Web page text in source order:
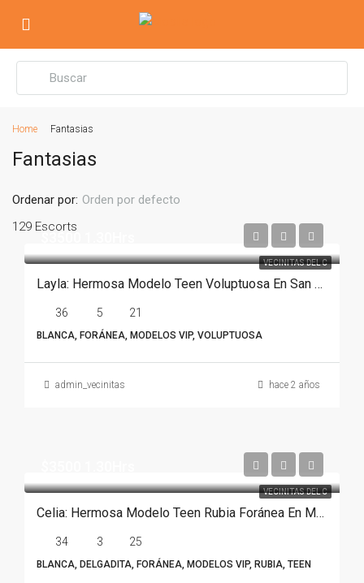
Home Fantasias
Fantasias
129 Escorts
Ordenar por: Orden por defecto
VECINITAS DEL C
Layla: Hermosa Modelo Teen Voluptuosa En San Pedro
36 5 21
BLANCA, FORÁNEA, MODELOS VIP, VOLUPTUOSA
admin_vecinitas hace 2 años
VECINITAS DEL C
Celia: Hermosa Modelo Teen Rubia Foránea En Monterrey
34 3 25
BLANCA, DELGADITA, FORÁNEA, MODELOS VIP, RUBIA, TEEN